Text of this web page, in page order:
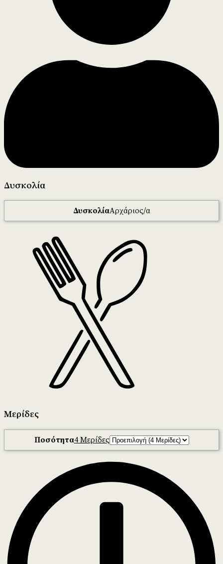
Δυσκολία
ΔυσκολίαΑρχάριος/α
Μερίδες
Ποσότητα4 Μερίδες